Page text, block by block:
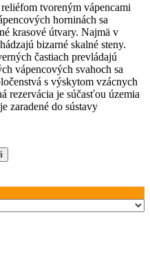
tvoreným vápencami
horninách sa
krasové útvary. Najmä v
bizarné skalné steny.
častiach prevládajú
vápencových svahoch sa
s výskytom vzácnych
rezervácia je súčasťou územia
zaradené do sústavy